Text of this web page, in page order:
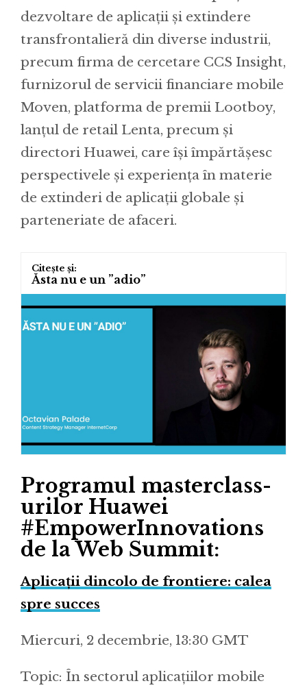
dezvoltare de aplicații și extindere
transfrontalieră din diverse industrii,
precum firma de cercetare CCS Insight,
furnizorul de servicii financiare mobile
Moven, platforma de premii Lootboy,
lanțul de retail Lenta, precum și
directori Huawei, care își împărtășesc
perspectivele și experiența în materie
de extinderi de aplicații globale și
parteneriate de afaceri.
Ăsta nu e un ”adio”
Programul masterclass-
urilor Huawei
#EmpowerInnovations
de la Web Summit:
Aplicații dincolo de frontiere: calea
spre succes
Miercuri, 2 decembrie, 13:30 GMT
Topic: În sectorul aplicațiilor mobile